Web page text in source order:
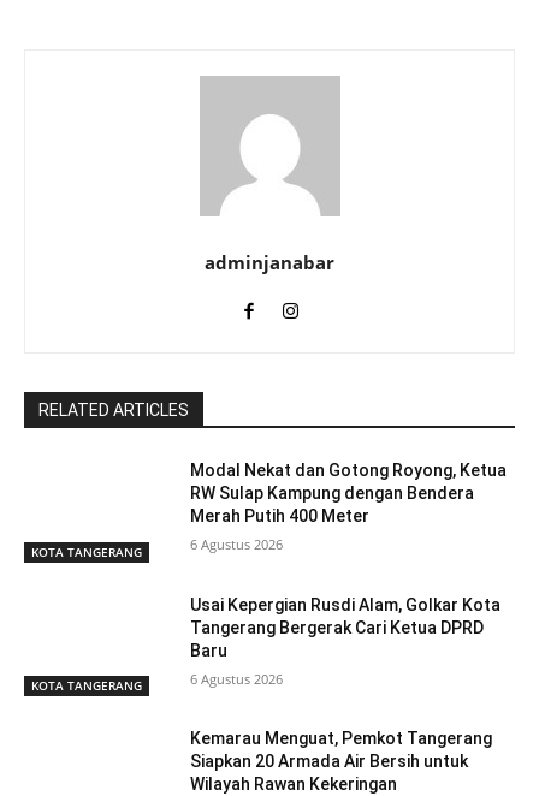
adminjanabar
RELATED ARTICLES
KOTA TANGERANG
Modal Nekat dan Gotong Royong, Ketua
RW Sulap Kampung dengan Bendera
Merah Putih 400 Meter
6 Agustus 2026
KOTA TANGERANG
Usai Kepergian Rusdi Alam, Golkar Kota
Tangerang Bergerak Cari Ketua DPRD
Baru
6 Agustus 2026
Kemarau Menguat, Pemkot Tangerang
Siapkan 20 Armada Air Bersih untuk
Wilayah Rawan Kekeringan